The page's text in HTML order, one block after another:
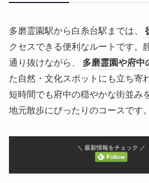
多磨霊園駅から白糸台駅までは、
クセスできる便利なルートです。
通り抜けながら、
多磨霊園や府中
た自然・文化スポットにも立ち寄
短時間でも府中の穏やかな街並み
地元散歩にぴったりのコースです。
＼ 最新情報をチェック ／